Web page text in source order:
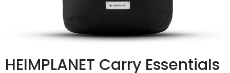
HEIMPLANET Carry Essentials